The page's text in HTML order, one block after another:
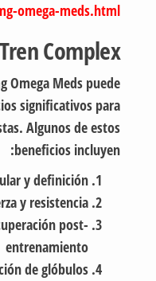
mg-omega-meds.html
Complex
Omega Meds puede
significativos para
Algunos de estos
beneficios incluyen:
y definición
y resistencia
post-
entrenamiento
de glóbulos